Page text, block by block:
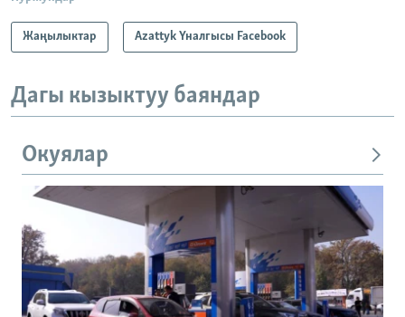
Жаңылыктар Azattyk Үналгысы Facebook
Дагы кызыктуу баяндар
Окуялар